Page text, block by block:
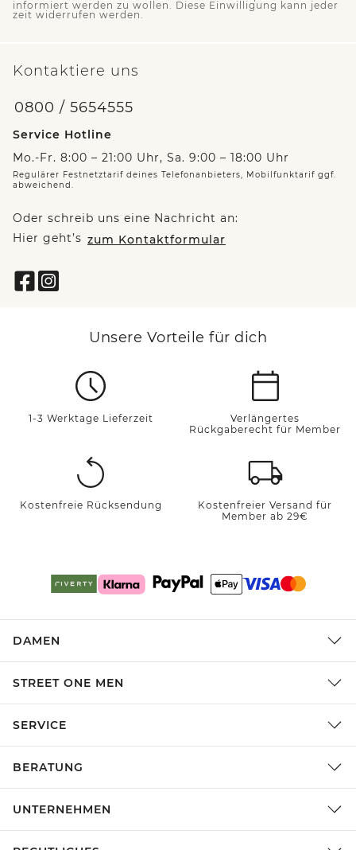
informiert werden zu wollen. Diese Einwilligung kann jeder
zeit widerrufen werden.
Kontaktiere uns
0800 / 5654555
Service Hotline
Mo.-Fr. 8:00 – 21:00 Uhr, Sa. 9:00 – 18:00 Uhr
Regulärer Festnetztarif deines Telefonanbieters, Mobilfunktarif ggf.
abweichend.
Oder schreib uns eine Nachricht an:
Hier geht’s zum Kontaktformular
Unsere Vorteile für dich
1-3 Werktage Lieferzeit
Verlängertes
Rückgaberecht für Member
Kostenfreie Rücksendung
Kostenfreier Versand für
Member ab 29€
DAMEN
STREET ONE MEN
SERVICE
BERATUNG
UNTERNEHMEN